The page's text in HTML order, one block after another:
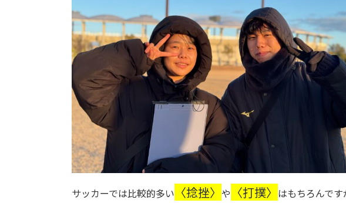
サッカーでは比較的多い 〈捻挫〉 や 〈打撲〉 はもちろんで